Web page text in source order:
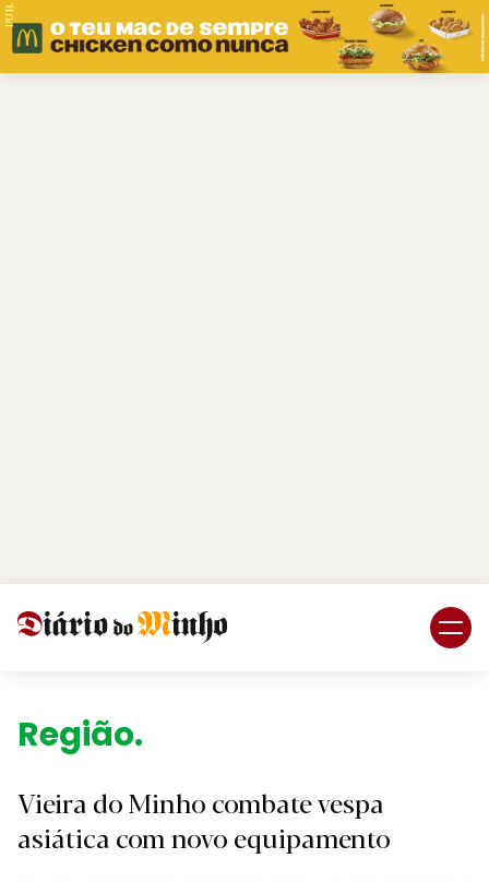
PUB.
Região.
Vieira do Minho combate vespa
asiática com novo equipamento